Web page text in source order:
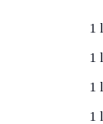
1
1
1
1